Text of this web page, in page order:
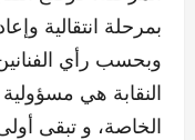
بمرحلة انتقالية
وبحسب رأي
النقابة هي
الخاصة، و تبقى